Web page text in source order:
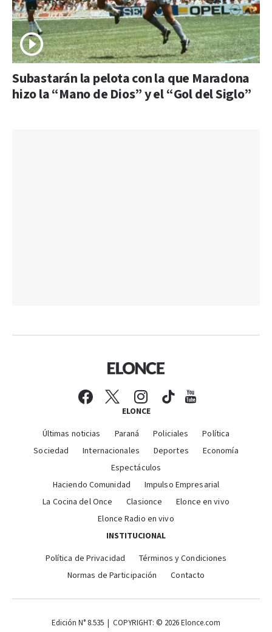
Subastarán la pelota con la que Maradona
hizo la “Mano de Dios” y el “Gol del Siglo”
ELONCE
Últimas noticias Paraná Policiales
Política
Sociedad
Internacionales Deportes
Economía
Espectáculos
Haciendo Comunidad
Impulso Empresarial
La Cocina del Once
Clasionce
Elonce en vivo
Elonce Radio en vivo
INSTITUCIONAL
Política de Privacidad
Términos y Condiciones
Normas de Participación
Contacto
Edición N° 8.535 | COPYRIGHT: © 2026 Elonce.com